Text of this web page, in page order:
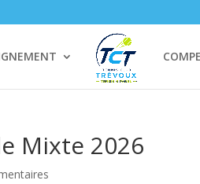
Mixte 2026